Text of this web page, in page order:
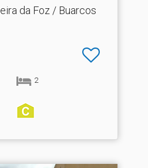
da Foz / Buarcos
2